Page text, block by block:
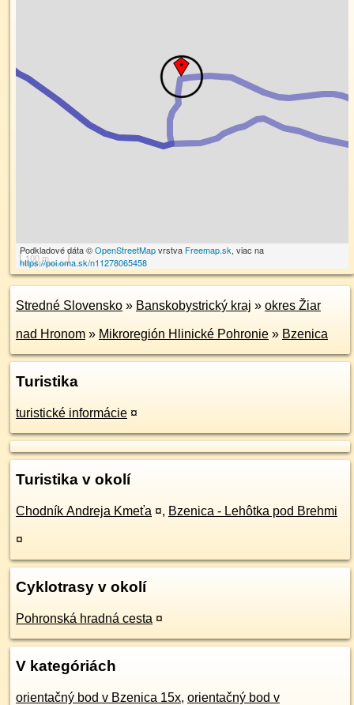
100 m
Podkladové dáta ©OpenStreetMapvrstva Freemap.sk, viac na
https://poi.oma.sk/n11278065458
Stredné Slovensko » Banskobystrický kraj » okres Žiar
nad Hronom » Mikroregión Hlinické Pohronie » Bzenica
Turistika
turistické informácie ¤
Turistika v okolí
Chodník Andreja Kmeťa ¤, Bzenica - Lehôtka pod Brehmi
¤
Cyklotrasy v okolí
Pohronská hradná cesta ¤
V kategóriách
orientačný bod v Bzenica 15x, orientačný bod v